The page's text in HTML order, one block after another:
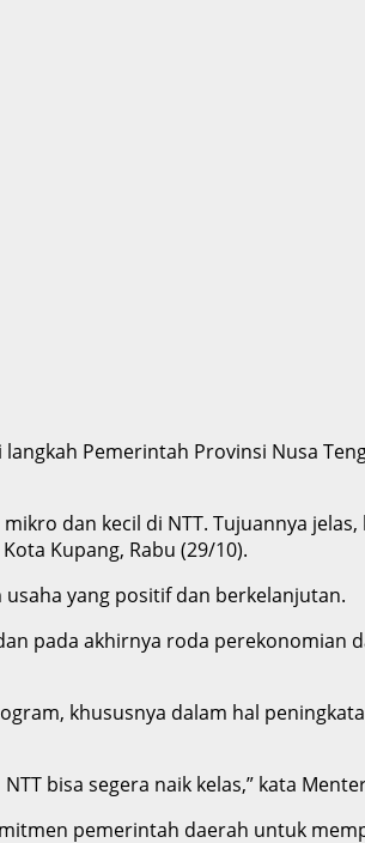
Pemerintah Provinsi Nusa
dan kecil di NTT. Tujuannya jelas,
Kupang, Rabu (29/10).
yang positif dan berkelanjutan.
pada akhirnya roda perekonomian
khususnya dalam hal
bisa segera naik kelas,” kata
pemerintah daerah untuk